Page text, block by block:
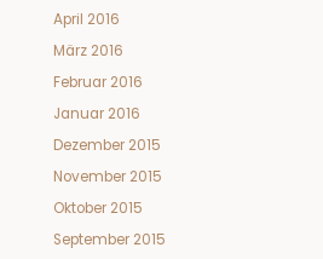
April 2016
März 2016
Februar 2016
Januar 2016
Dezember 2015
November 2015
Oktober 2015
September 2015